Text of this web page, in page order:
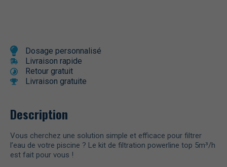
Dosage personnalisé
Livraison rapide
Retour gratuit
Livraison gratuite
Description
Vous cherchez une solution simple et efficace pour filtrer
l’eau de votre piscine ? Le kit de filtration powerline top 5m³/h
est fait pour vous !